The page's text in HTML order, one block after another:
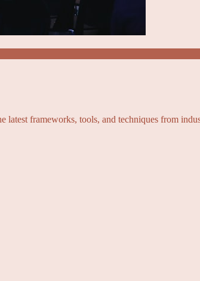
frameworks, tools, and techniques from